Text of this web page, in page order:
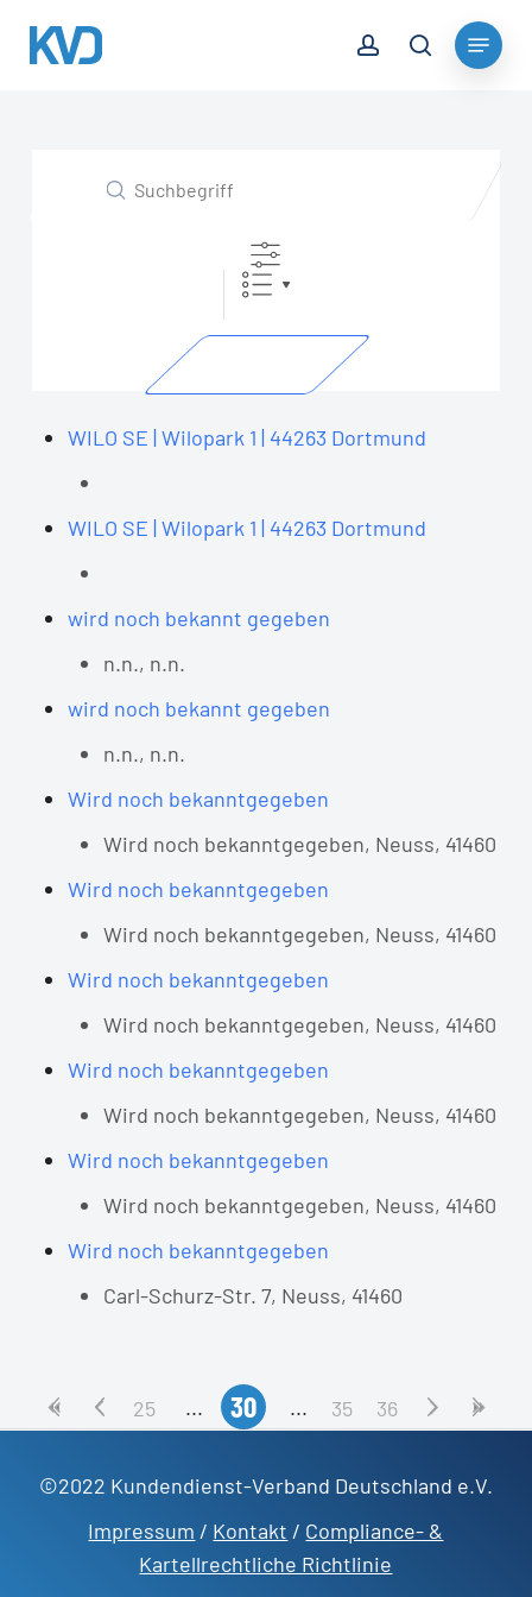
search
Menu
Suchbegriff
WILO SE | Wilopark 1 | 44263 Dortmund
WILO SE | Wilopark 1 | 44263 Dortmund
wird noch bekannt gegeben
n.n., n.n.
wird noch bekannt gegeben
n.n., n.n.
Wird noch bekanntgegeben
Wird noch bekanntgegeben, Neuss, 41460
Wird noch bekanntgegeben
Wird noch bekanntgegeben, Neuss, 41460
Wird noch bekanntgegeben
Wird noch bekanntgegeben, Neuss, 41460
Wird noch bekanntgegeben
Wird noch bekanntgegeben, Neuss, 41460
Wird noch bekanntgegeben
Wird noch bekanntgegeben, Neuss, 41460
Wird noch bekanntgegeben
Carl-Schurz-Str. 7, Neuss, 41460
25 30 35 36
©2022 Kundendienst-Verband Deutschland e.V.
Impressum / Kontakt / Compliance- &
Kartellrechtliche Richtlinie
Close